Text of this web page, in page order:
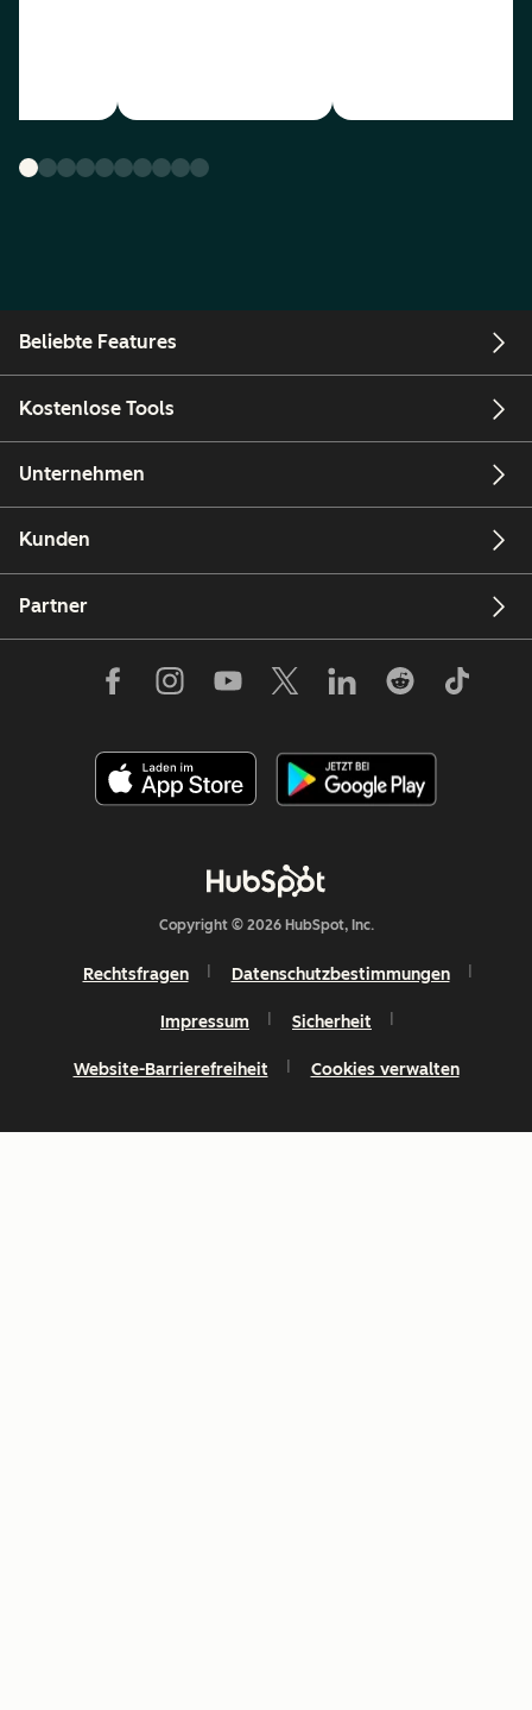
Beliebte Features
Kostenlose Tools
Unternehmen
Kunden
Partner
Copyright © 2026 HubSpot, Inc.
Rechtsfragen Datenschutzbestimmungen
Impressum Sicherheit
Website-Barrierefreiheit Cookies verwalten